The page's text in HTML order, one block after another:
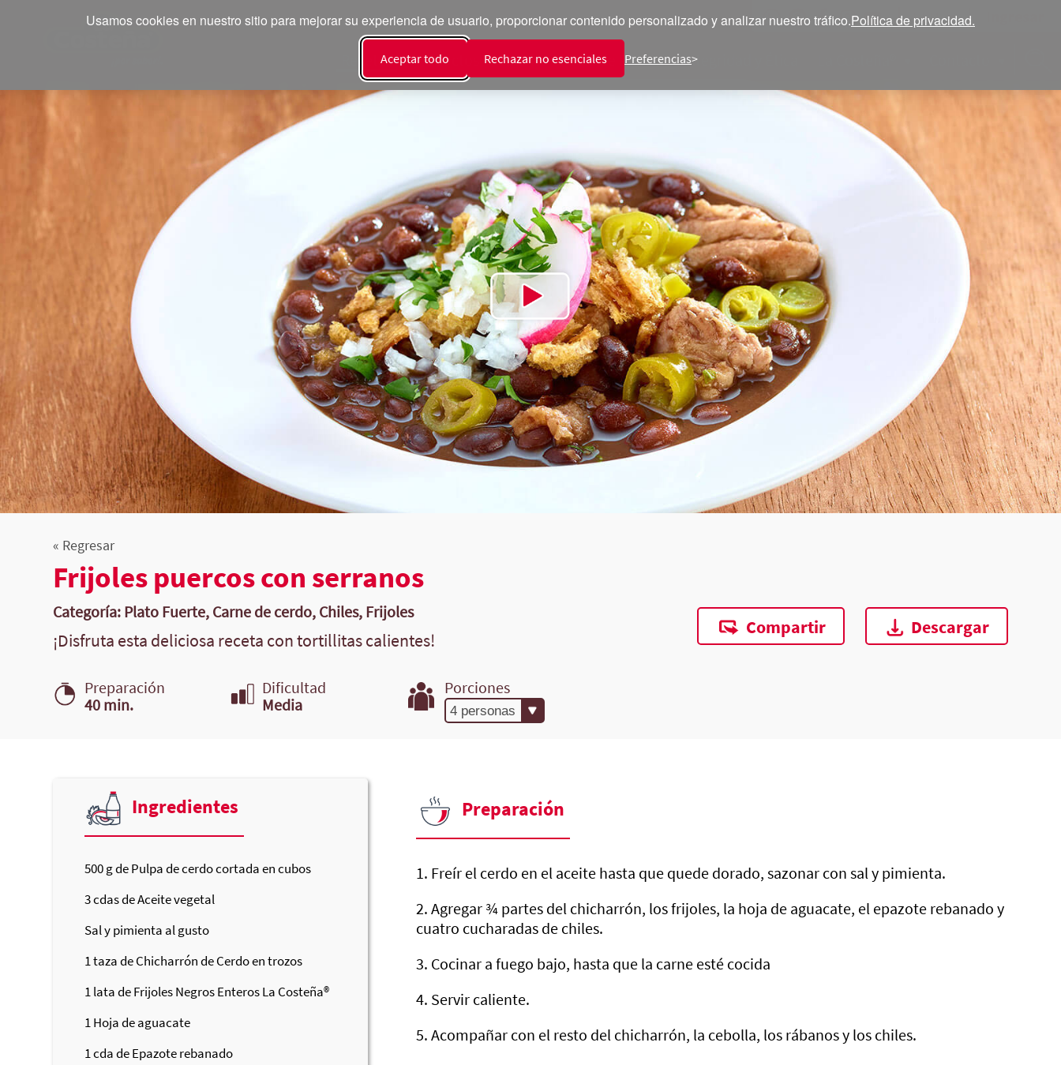
Usamos cookies en nuestro sitio para mejorar su experiencia de usuario, proporcionar contenido personalizado y analizar nuestro tráfico.Política de privacidad.
Aceptar todo Rechazar no esenciales Preferencias
ESP
Recetas Productos Talento Sala de Prensa Integridad y Ética
« Regresar
Frijoles puercos con serranos
Categoría: Plato Fuerte, Carne de cerdo, Chiles, Frijoles
¡Disfruta esta deliciosa receta con tortillitas calientes!
Preparación
40 min.
Dificultad
Media
Porciones
Compartir Descargar
Ingredientes
500g de Pulpa de cerdo cortada en cubos
3cdas de Aceite vegetal
Sal y pimienta al gusto
1taza de Chicharrón de Cerdo en trozos
1lata de Frijoles Negros EnterosLa Costeña®
1Hoja de aguacate
1cda de Epazote rebanado
Preparación
1. Freír el cerdo en el aceite hasta que quede dorado, sazonar con sal y pimienta.
2. Agregar ¾ partes del chicharrón, los frijoles, la hoja de aguacate, el epazote rebanado y
cuatro cucharadas de chiles.
3. Cocinar a fuego bajo, hasta que la carne esté cocida
4. Servir caliente.
5. Acompañar con el resto del chicharrón, la cebolla, los rábanos y los chiles.